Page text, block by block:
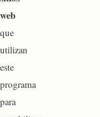
web
que
utilizan
este
programa
para